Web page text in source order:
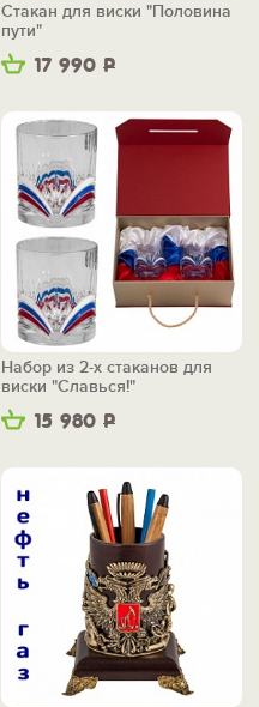
17 990 Р
Стакан для виски "Половина
пути"
15 980 Р
Набор из 2-х стаканов для
виски "Славься!"